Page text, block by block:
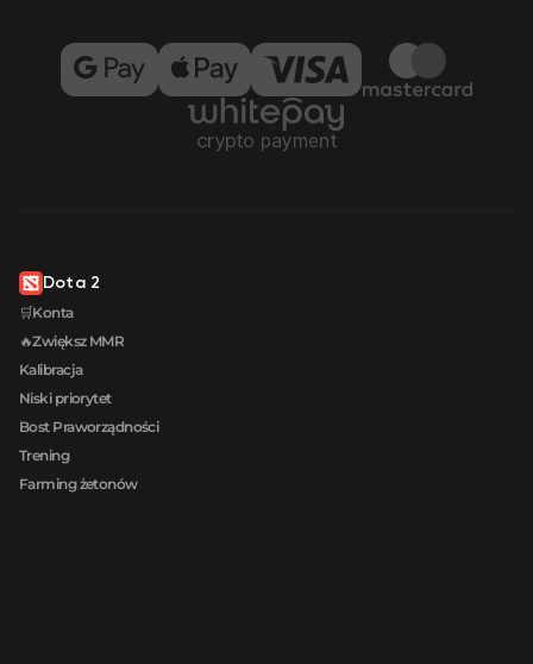
Dota 2
🛒Konta
🔥Zwiększ MMR
Kalibracja
Niski priorytet
Bost Praworządności
Trening
Farming żetonów